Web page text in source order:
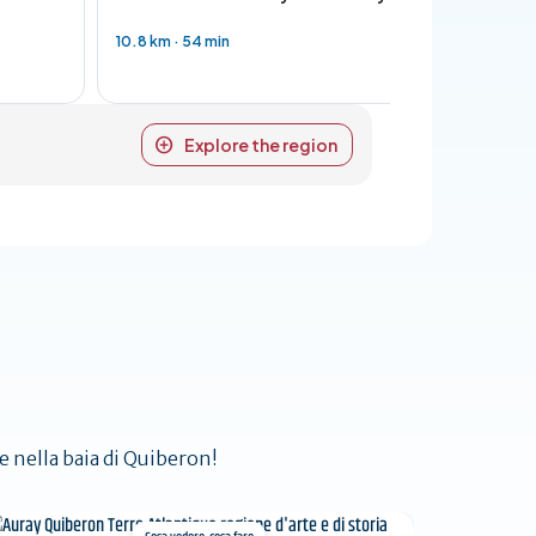
10.8 km · 54 min
Explore the region
nella baia di Quiberon!